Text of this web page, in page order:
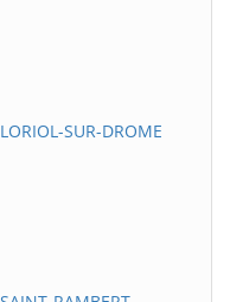
SUR-DROME